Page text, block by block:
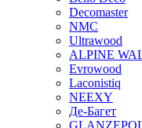
Decomaster
NMС
Ultrawood
ALPINE
Evrowood
Laconistiq
NEEXY
Де-Багет